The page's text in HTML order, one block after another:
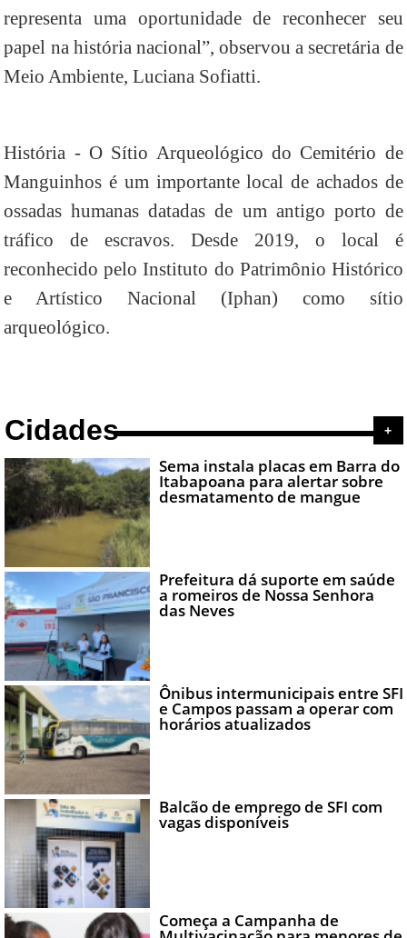
representa uma oportunidade de reconhecer seu
papel na história nacional”, observou a secretária de
Meio Ambiente, Luciana Sofiatti.
História - O Sítio Arqueológico do Cemitério de
Manguinhos é um importante local de achados de
ossadas humanas datadas de um antigo porto de
tráfico de escravos. Desde 2019, o local é
reconhecido pelo Instituto do Patrimônio Histórico
e Artístico Nacional (Iphan) como sítio
arqueológico.
Cidades +
Sema instala placas em Barra do
Itabapoana para alertar sobre
desmatamento de mangue
Prefeitura dá suporte em saúde
a romeiros de Nossa Senhora
das Neves
Ônibus intermunicipais entre SFI
e Campos passam a operar com
horários atualizados
Balcão de emprego de SFI com
vagas disponíveis
Começa a Campanha de